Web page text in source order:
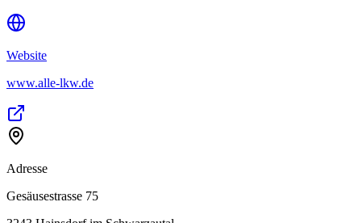
Website
www.alle-lkw.de
Adresse
Gesäusestrasse 75